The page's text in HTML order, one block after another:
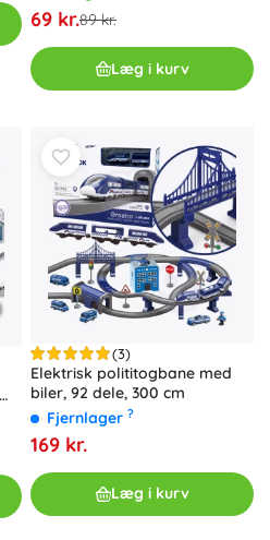
69 kr.89 kr.
Læg i kurv
(3)
Elektrisk polititogbane med
biler, 92 dele, 300 cm
Fjernlager ?
169 kr.
Læg i kurv